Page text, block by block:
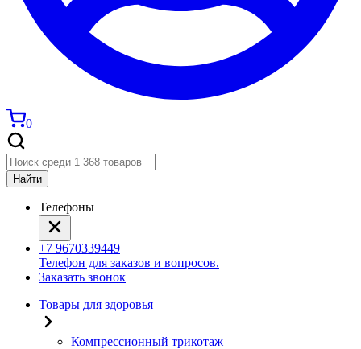
0
Найти
Телефоны
+7 9670339449
Телефон для заказов и вопросов.
Заказать звонок
Товары для здоровья
Компрессионный трикотаж